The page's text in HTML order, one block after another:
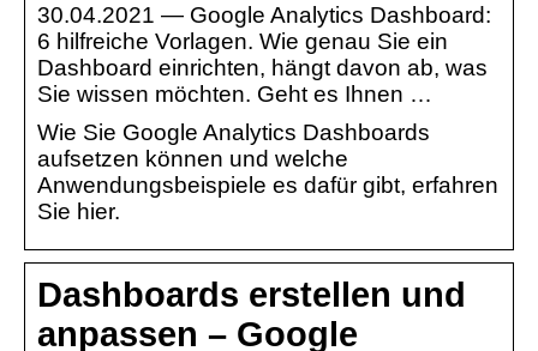
30.04.2021 — Google Analytics Dashboard:
6 hilfreiche Vorlagen. Wie genau Sie ein
Dashboard einrichten, hängt davon ab, was
Sie wissen möchten. Geht es Ihnen …
Wie Sie Google Analytics Dashboards
aufsetzen können und welche
Anwendungsbeispiele es dafür gibt, erfahren
Sie hier.
Dashboards erstellen und
anpassen – Google